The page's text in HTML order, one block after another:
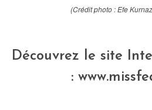
(Crédit photo : Efe
Découvrez le site
: